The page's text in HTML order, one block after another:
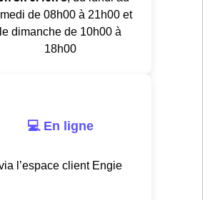
de 08h00 à 21h00 et
le dimanche de 10h00 à
18h00
💻 En ligne
l’espace client Engie